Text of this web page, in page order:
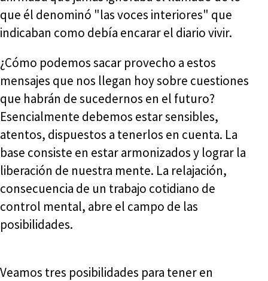
que él denominó "las voces interiores" que
indicaban como debía encarar el diario vivir.
¿Cómo podemos sacar provecho a estos
mensajes que nos llegan hoy sobre cuestiones
que habrán de sucedernos en el futuro?
Esencialmente debemos estar sensibles,
atentos, dispuestos a tenerlos en cuenta. La
base consiste en estar armonizados y lograr la
liberación de nuestra mente. La relajación,
consecuencia de un trabajo cotidiano de
control mental, abre el campo de las
posibilidades.
Veamos tres posibilidades para tener en